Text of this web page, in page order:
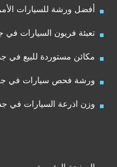
أفضل ورشة للسيارات
تعبئة فريون السيارات في
مكائن مستوردة للبيع في
ورشة فحص سيارات في
وزن اذرعة السيارات في